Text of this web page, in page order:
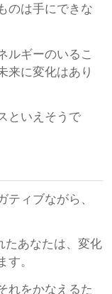
のは手にできな
ルギーのいるこ
来に変化はあり
といえそうで
ティブながら、
たあなたは、変化
す。
れをかなえるた